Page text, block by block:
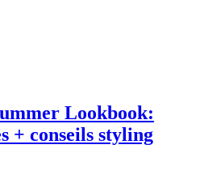
Lookbook:
+ conseils styling